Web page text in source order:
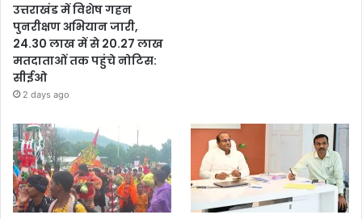
उत्तराखंड में विशेष गहन
पुनरीक्षण अभियान जारी,
24.30 लाख में से 20.27 लाख
मतदाताओं तक पहुंचे नोटिस:
सीईओ
2 days ago